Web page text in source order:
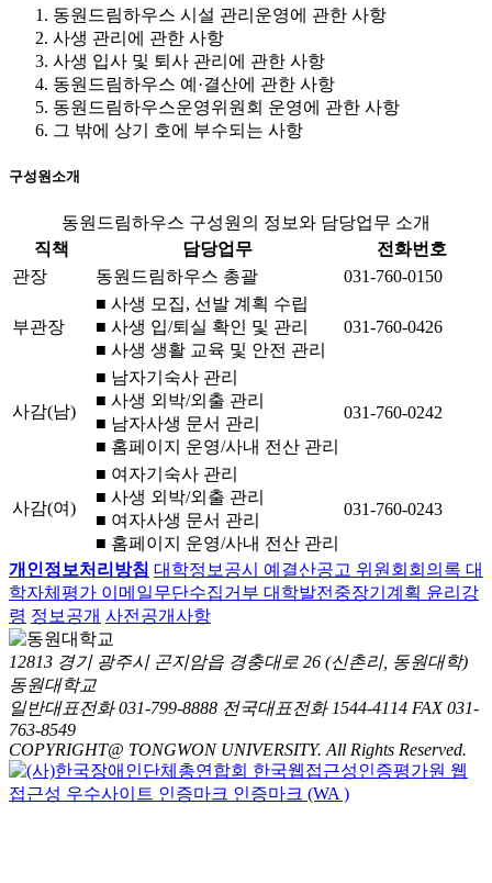
동원드림하우스 시설 관리운영에 관한 사항
사생 관리에 관한 사항
사생 입사 및 퇴사 관리에 관한 사항
동원드림하우스 예·결산에 관한 사항
동원드림하우스운영위원회 운영에 관한 사항
그 밖에 상기 호에 부수되는 사항
구성원소개
동원드림하우스 구성원의 정보와 담당업무 소개
직책
담당업무
전화번호
관장
동원드림하우스 총괄 031-760-0150
부관장
■ 사생 모집, 선발 계획 수립
■ 사생 입/퇴실 확인 및 관리
■ 사생 생활 교육 및 안전 관리
031-760-0426
사감(남)
■ 남자기숙사 관리
■ 사생 외박/외출 관리
■ 남자사생 문서 관리
■ 홈페이지 운영/사내 전산 관리
031-760-0242
사감(여)
■ 여자기숙사 관리
■ 사생 외박/외출 관리
■ 여자사생 문서 관리
■ 홈페이지 운영/사내 전산 관리
031-760-0243
개인정보처리방침 대학정보공시 예결산공고 위원회회의록 대
학자체평가 이메일무단수집거부 대학발전중장기계획 윤리강
령 정보공개 사전공개사항
12813 경기 광주시 곤지암읍 경충대로 26 (신촌리, 동원대학)
동원대학교
일반대표전화 031-799-8888 전국대표전화 1544-4114 FAX 031-
763-8549
COPYRIGHT@ TONGWON UNIVERSITY. All Rights Reserved.